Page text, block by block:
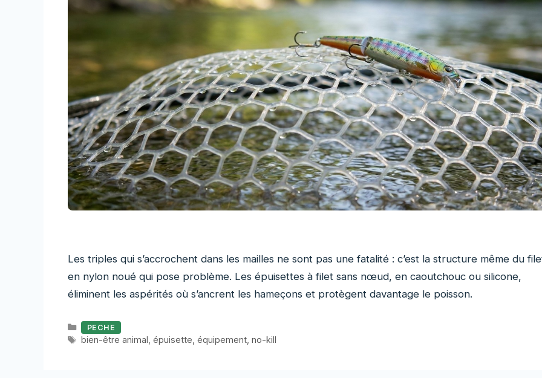
Les triples qui s’accrochent dans les mailles ne sont pas une fatalité : c’est la structure même du
en nylon noué qui pose problème. Les épuisettes à filet sans nœud, en caoutchouc ou silicone,
éliminent les aspérités où s’ancrent les hameçons et protègent davantage le poisson.
Catégories
PECHE
Étiquettes
bien-être animal épuisette équipement, no-kill